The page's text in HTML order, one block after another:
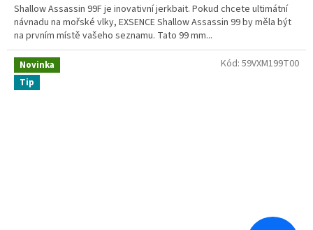
Shallow Assassin 99F je inovativní jerkbait. Pokud chcete ultimátní
návnadu na mořské vlky, EXSENCE Shallow Assassin 99 by měla být
na prvním místě vašeho seznamu. Tato 99 mm...
Novinka
Tip
Kód: 59VXM199T00